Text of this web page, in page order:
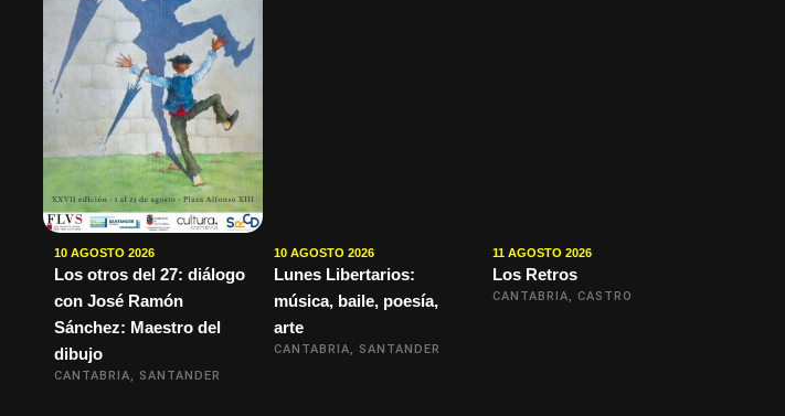
10 AGOSTO 2026
Los otros del 27: diálogo
con José Ramón
Sánchez: Maestro del
dibujo
CANTABRIA, SANTANDER
10 AGOSTO 2026
Lunes Libertarios:
música, baile, poesía,
arte
CANTABRIA, SANTANDER
11 AGOSTO 2026
Los Retros
CANTABRIA, CASTRO